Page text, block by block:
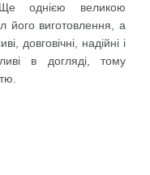
Ще однією великою
його виготовлення, а
довговічні, надійні і
в догляді, тому